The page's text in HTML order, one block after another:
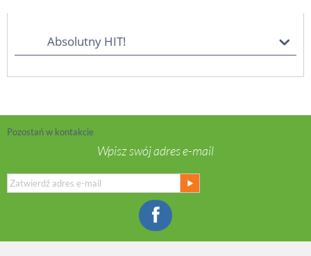
Absolutny HIT!
Pozostań w kontakcie
Wpisz swój adres e-mail